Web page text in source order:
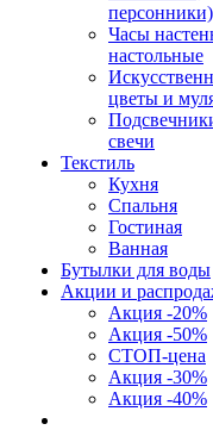
персонники)
Часы
настольные
цветы и
свечи
Текстиль
Кухня
Спальня
Гостиная
Ванная
Бутылки для воды
Акции и
Акция -20%
Акция -50%
СТОП-цена
Акция -30%
Акция -40%